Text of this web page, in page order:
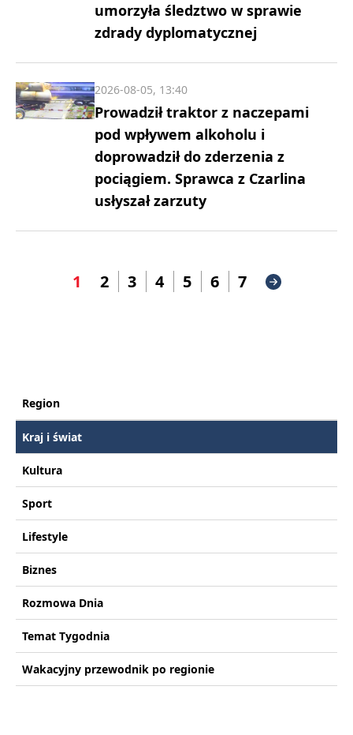
umorzyła śledztwo w sprawie
zdrady dyplomatycznej
Prowadził traktor z naczepami
pod wpływem alkoholu i
doprowadził do zderzenia z
pociągiem. Sprawca z Czarlina
usłyszał zarzuty
2026-08-05, 13:40
1 2 3 4 5 6 7
Region
Kraj i świat
Kultura
Sport
Lifestyle
Biznes
Rozmowa Dnia
Temat Tygodnia
Wakacyjny przewodnik po regionie